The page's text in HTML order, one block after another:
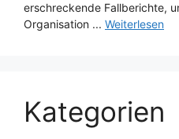
erschreckende Fallberichte,
Organisation ... Weiterlesen
Kategorien